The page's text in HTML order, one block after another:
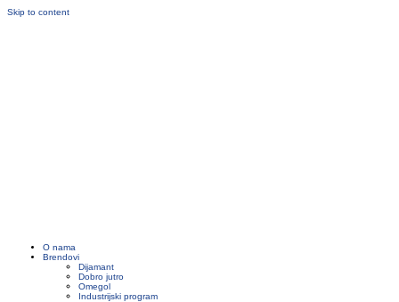
Skip to content
O nama
Brendovi
Dijamant
Dobro jutro
Omegol
Industrijski program